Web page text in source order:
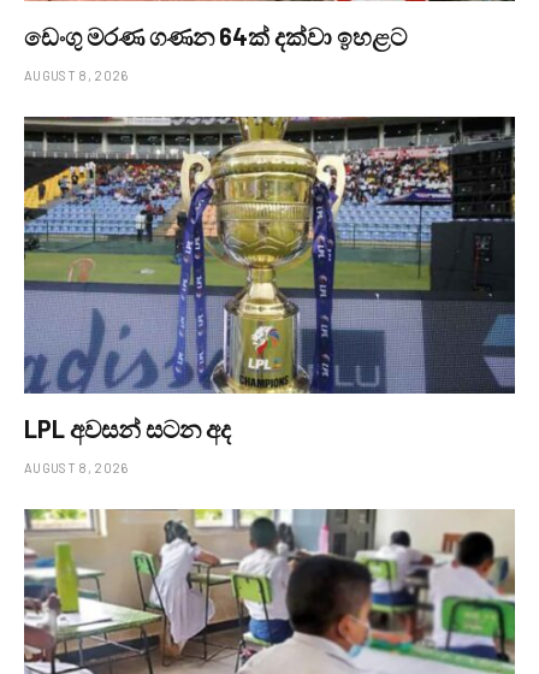
ඩෙංගු මරණ ගණන 64ක් දක්වා ඉහළට
AUGUST 8, 2026
LPL අවසන් සටන අද
AUGUST 8, 2026